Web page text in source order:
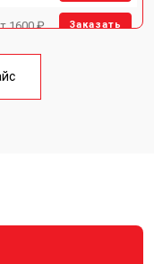
1600 ₽ Заказать
1800 ₽